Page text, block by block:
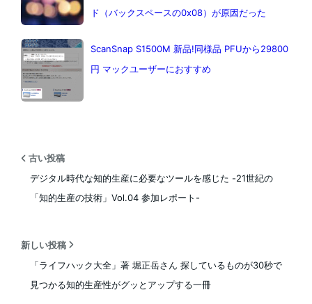
ド（バックスペースの0x08）が原因だった
ScanSnap S1500M 新品!同様品 PFUから29800
円 マックユーザーにおすすめ
古い投稿
デジタル時代な知的生産に必要なツールを感じた -21世紀の
「知的生産の技術」Vol.04 参加レポート-
新しい投稿
「ライフハック大全」著 堀正岳さん 探しているものが30秒で
見つかる知的生産性がグッとアップする一冊